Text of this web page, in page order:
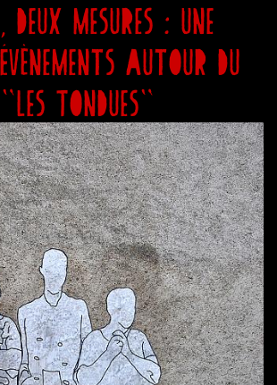
deux mesures : une
autour du
Tondues"